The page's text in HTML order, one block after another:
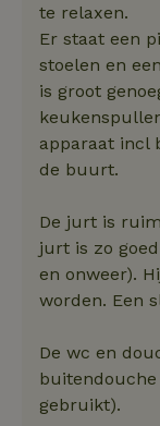
te relaxen.
Er staat een
stoelen en
is groot
apparaat incl
de buurt.
De jurt is
jurt is zo
en onweer).
worden. Een
De wc en
gebruikt).